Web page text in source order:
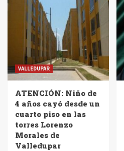
VALLEDUPAR
ATENCIÓN: Niño de
4 años cayó desde un
cuarto piso en las
torres Lorenzo
Morales de
Valledupar